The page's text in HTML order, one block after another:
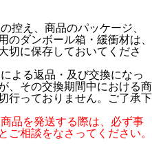
控え、商品のパッケージ、
のダンボール箱・緩衝材は、
切に保存しておいてくださ
よる返品・及び交換になっ
、その交換期間中における商
行っておりません。ご了承下
品を発送する際は、必ず事
ご相談をなさってください。